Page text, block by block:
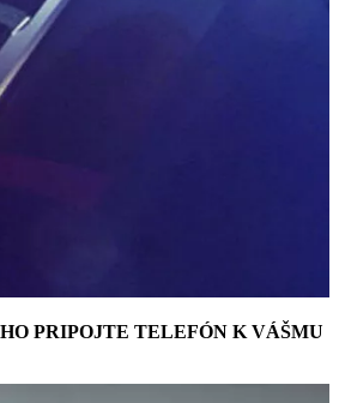
PRIPOJTE TELEFÓN K VÁŠMU